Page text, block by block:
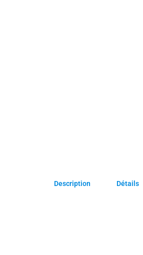
Description Détails